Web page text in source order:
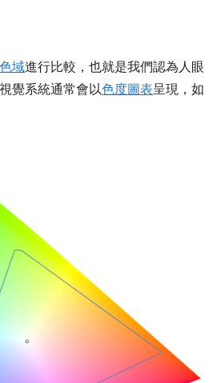
域進行比較，也就是我們認為人眼
覺系統通常會以色度圖表呈現，如